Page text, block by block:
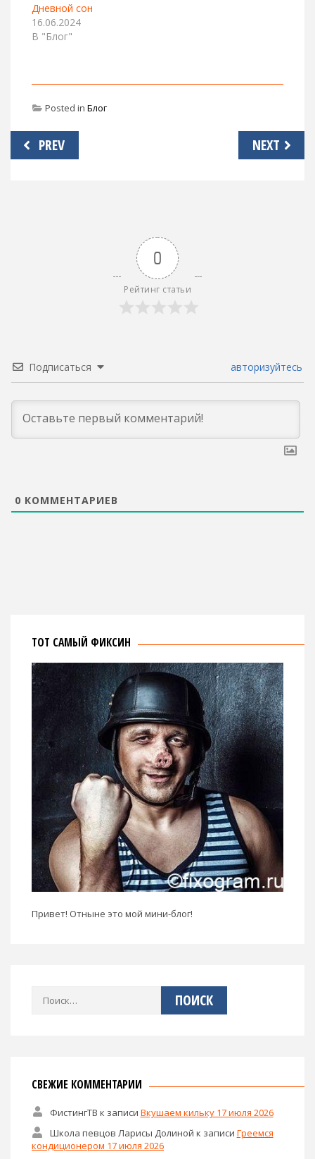
Дневной сон
16.06.2024
В "Блог"
Posted in Блог
Навигация
по
PREV NEXT
0
Рейтинг статьи
Подписаться авторизуйтесь
0 КОММЕНТАРИЕВ
ТОТ САМЫЙ ФИКСИН
Привет! Отныне это мой мини-блог!
Найти:
СВЕЖИЕ КОММЕНТАРИИ
ФистингТВ к записи Вкушаем кильку 17 июля 2026
Школа певцов Ларисы Долиной к записи Греемся
кондиционером 17 июля 2026